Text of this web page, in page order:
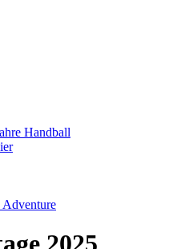
Handball